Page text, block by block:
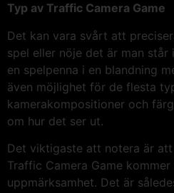
Typ av Traffic Camera Game
Det kan vara svårt att
spel eller nöje det är man
en spelpenna i en blandning
även möjlighet för de flesta
kamerakompositioner och
om hur det ser ut.
Det viktigaste att notera är
Traffic Camera Game
uppmärksamhet. Det är